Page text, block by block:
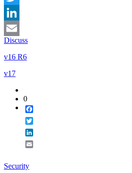
Twitter
LinkedIn
Email
Discuss
v16 R6
v17
0
Security